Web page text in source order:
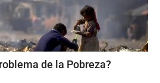
de la Pobreza?